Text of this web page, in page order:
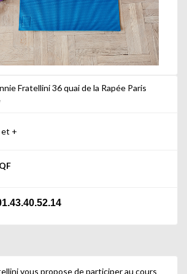
Fratellini 36 quai de la Rapée Paris
et +
vous propose de participer au cours